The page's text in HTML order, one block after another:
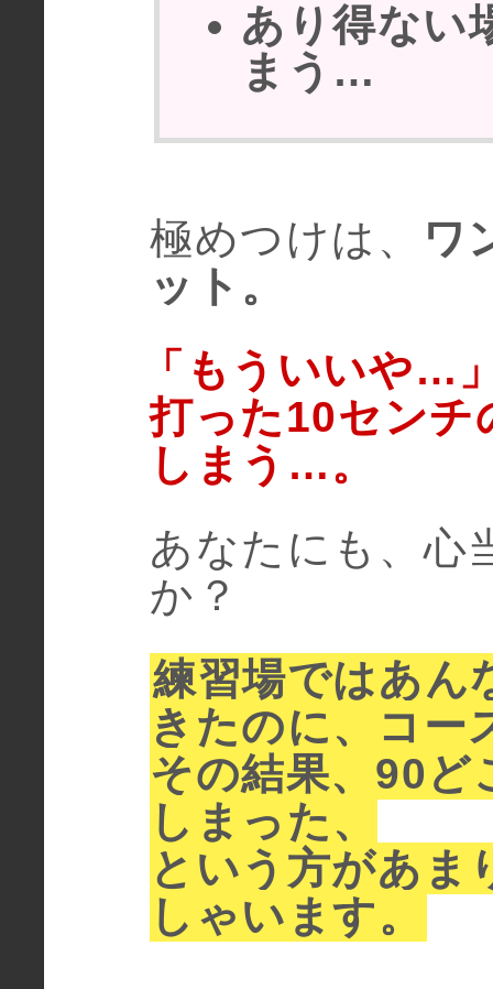
あり得ない
まう…
極めつけは、
ワ
ット。
「もういいや…
打った10センチ
しまう…。
あなたにも、心
か？
練習場ではあん
きたのに、コ
その結果、90ど
しまった、
という方があま
しゃいます。